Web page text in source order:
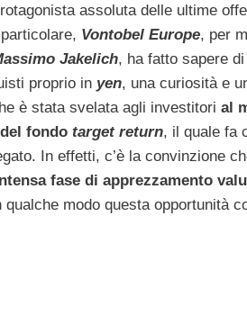
assoluta delle ultime
Vontobel Europe, per
Jakelich, ha fatto sapere
proprio in yen, una curiosità e
è stata svelata agli investitori al
fondo target return, il quale fa
In effetti, c’è la convinzione
fase di apprezzamento
modo questa opportunità